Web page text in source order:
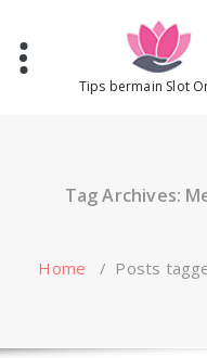
content
Tips bermain Slot
Tag Archives:
Home / Posts